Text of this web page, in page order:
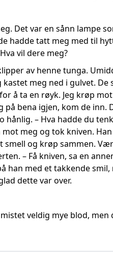
Det var en sånn lampe
hadde tatt meg med til
vil dere meg?
av henne tunga.
meg ned i gulvet.
å ta en røyk. Jeg krøp
bena igjen, kom de inn.
hånlig. – Hva hadde du
meg og tok kniven.
og krøp sammen.
– Få kniven, sa en
han med et takkende
dette var over.
veldig mye blod,